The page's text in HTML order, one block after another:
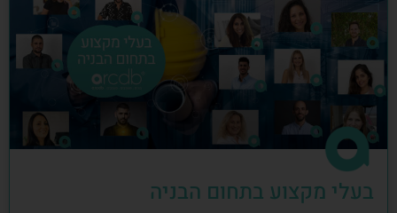
בעלי מקצוע בתחום הבניה